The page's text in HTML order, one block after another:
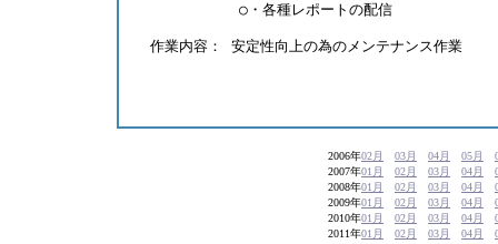
            ○・各種レポートの配信
  作業内容： 安定性向上の為のメンテナンス作業
2006年02月 03月 04月 05月
2007年01月 02月 03月 04月
2008年01月 02月 03月 04月
2009年01月 02月 03月 04月
2010年01月 02月 03月 04月
2011年01月 02月 03月 04月